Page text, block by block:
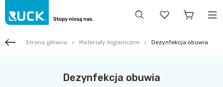
Strona główna Materiały higieniczne Dezynfekcja obuwia
Dezynfekcja obuwia